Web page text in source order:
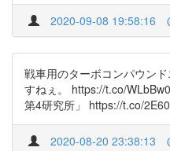
2020-09-08 19:58:16
戦車用のターボコンパウン
すねぇ。 https://t.co/
第4研究所」 https://t.co/
2020-08-20 23:38:13